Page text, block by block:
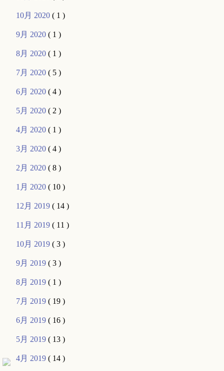
10月 2020( 1 )
9月 2020( 1 )
8月 2020( 1 )
7月 2020( 5 )
6月 2020( 4 )
5月 2020( 2 )
4月 2020( 1 )
3月 2020( 4 )
2月 2020( 8 )
1月 2020( 10 )
12月 2019( 14 )
11月 2019( 11 )
10月 2019( 3 )
9月 2019( 3 )
8月 2019( 1 )
7月 2019( 19 )
6月 2019( 16 )
5月 2019( 13 )
4月 2019( 14 )